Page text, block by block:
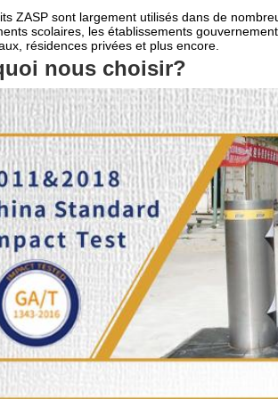
ZASP sont largement utilisés dans de
scolaires, les établissements
résidences privées et plus encore.
nous choisir?